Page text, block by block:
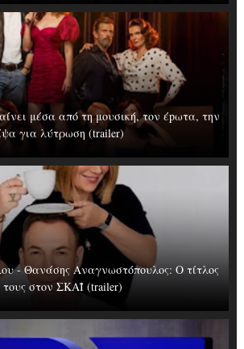
μέσα από τη μουσική, τον έpωτα, την
για λύτρωση (trailer)
- Θανάσης Αναγνωστόπουλος: Ο τίτλος
τους στον ΣΚΑΪ (trailer)